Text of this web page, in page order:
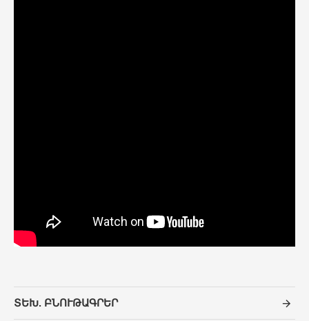
ՏԵԽ. ԲՆՈՒԹԱԳՐԵՐ